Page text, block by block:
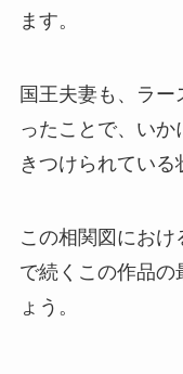
ます。
国王夫妻も、ラ
ったことで、い
きつけられている
この相関図におけ
で続くこの作品の
ょう。